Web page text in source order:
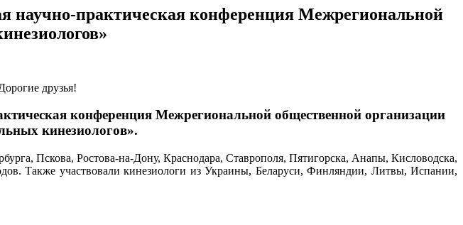
научно-практическая конференция Межрегиональной
друзья!
конференция Межрегиональной общественной организации
кинезиологов».
Пскова, Ростова-на-Дону, Краснодара, Ставрополя, Пятигорска, Анапы, Кисловодска,
Также участвовали кинезиологи из Украины, Беларуси, Финляндии, Литвы, Испании,